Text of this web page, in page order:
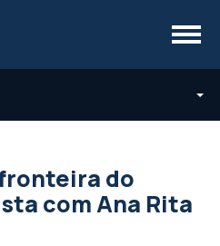
Menu
do
com Ana Rita